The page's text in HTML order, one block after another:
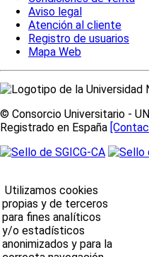
Aviso legal
Atención al cliente
Registro de usuarios
Mapa Web
© Consorcio Universitario -
Registrado en España
Utilizamos cookies
propias y de terceros
para fines analíticos
y/o estadísticos
anonimizados y para la